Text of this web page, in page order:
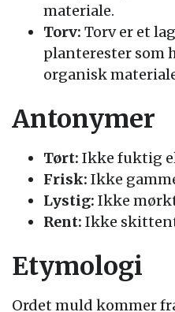
materiale.
Torv: Torv er et
planterester som
organisk
Antonymer
Tørt: Ikke fuktig
Frisk: Ikke
Lystig: Ikke
Rent: Ikke
Etymologi
Ordet muld kommer